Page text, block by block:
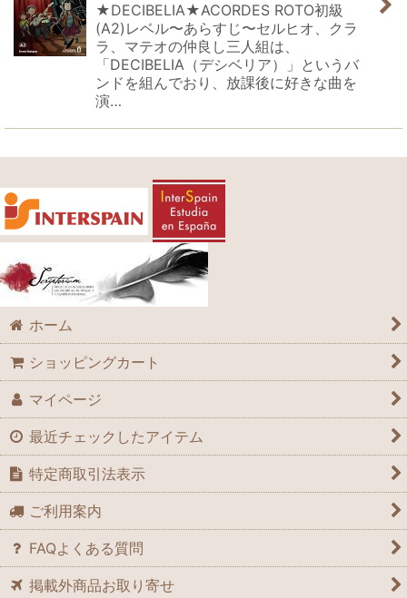
★DECIBELIA★ACORDES ROTO初級
(A2)レベル〜あらすじ〜セルヒオ、クラ
ラ、マテオの仲良し三人組は、
「DECIBELIA（デシベリア）」というバ
ンドを組んでおり、放課後に好きな曲を
演…
ホーム
ショッピングカート
マイページ
最近チェックしたアイテム
特定商取引法表示
ご利用案内
FAQよくある質問
掲載外商品お取り寄せ